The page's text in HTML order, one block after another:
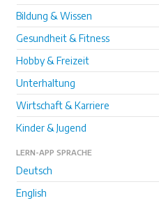
Bildung & Wissen
Gesundheit & Fitness
Hobby & Freizeit
Unterhaltung
Wirtschaft & Karriere
Kinder & Jugend
LERN-APP SPRACHE
Deutsch
English